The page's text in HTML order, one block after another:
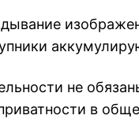
не
в